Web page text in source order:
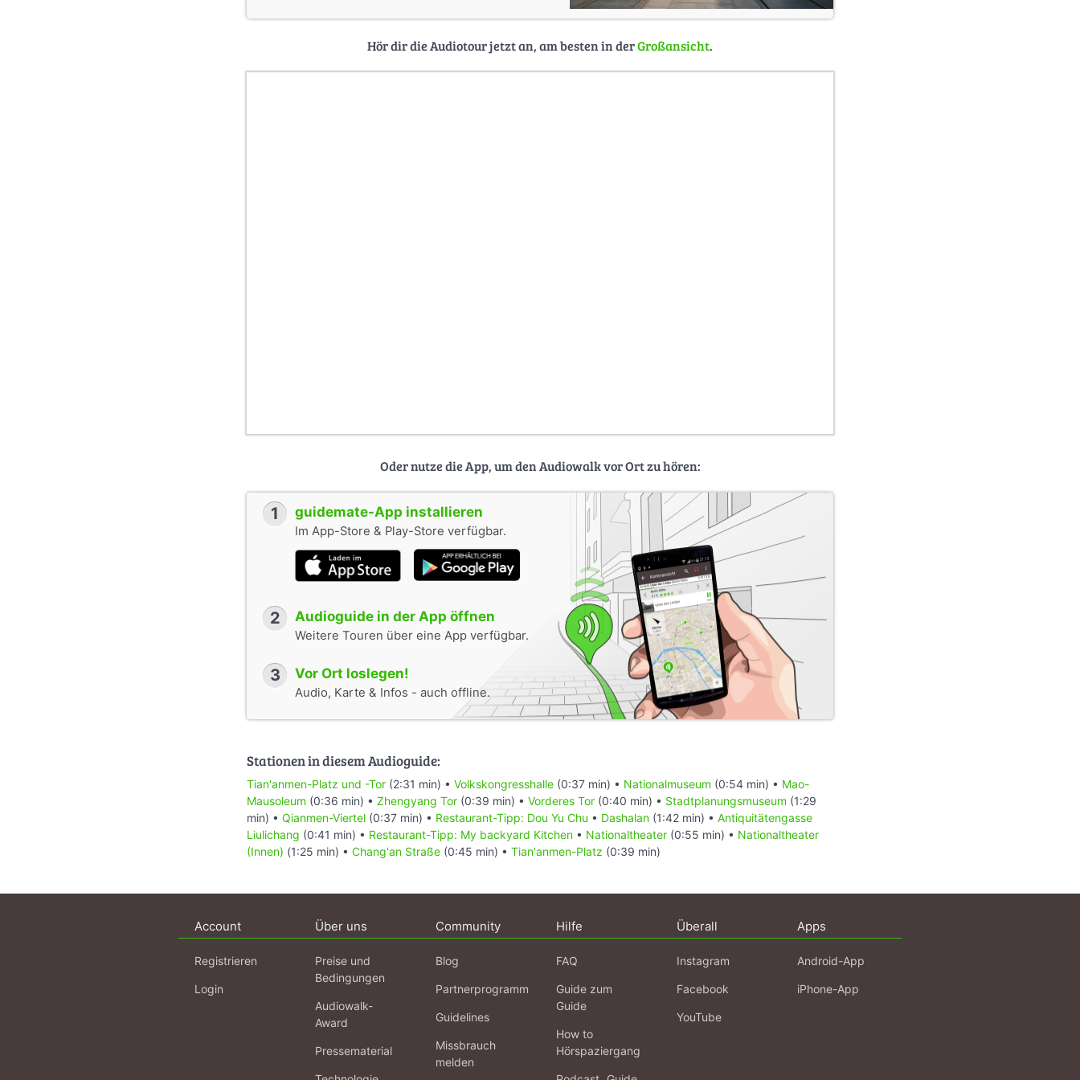
Hör dir die Audiotour jetzt an, am besten in derGroßansicht.
Oder nutze die App, um den Audiowalk vor Ort zu hören:
1 guidemate-App installieren
Im App-Store & Play-Store verfügbar.
2 Audioguide in der App öffnen
Weitere Touren über eine App verfügbar.
3 Vor Ort loslegen!
Audio, Karte & Infos - auch offline.
Stationen in diesem Audioguide:
Tian'anmen-Platz und -Tor (2:31 min) • Volkskongresshalle (0:37 min) • Nationalmuseum (0:54 min) • Mao-
Mausoleum (0:36 min) • Zhengyang Tor (0:39 min) • Vorderes Tor (0:40 min) • Stadtplanungsmuseum (1:29
min) • Qianmen-Viertel (0:37 min) • Restaurant-Tipp: Dou Yu Chu • Dashalan (1:42 min) • Antiquitätengasse
Liulichang (0:41 min) • Restaurant-Tipp: My backyard Kitchen • Nationaltheater (0:55 min) • Nationaltheater
(Innen) (1:25 min) • Chang'an Straße (0:45 min) • Tian'anmen-Platz (0:39 min)
Account
Registrieren
Login
Über uns
Preise und
Bedingungen
Audiowalk-
Award
Pressematerial
Community
Blog
Partnerprogramm
Guidelines
Missbrauch
melden
Hilfe
FAQ
Guide zum
Guide
How to
Hörspaziergang
Überall
Instagram
Facebook
YouTube
Apps
Android-App
iPhone-App